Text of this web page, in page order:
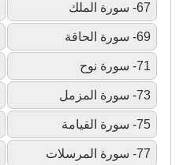
67- سورة الملك
69- سورة الحاقة
71- سورة نوح
73- سورة المزمل
75- سورة القيامة
77- سورة المرسلات